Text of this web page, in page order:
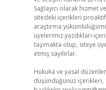
Sağlayıcı olarak hizmet
sitedeki içerikleri
araştırma
üyelerimiz yazdıkları
taşımakta olup, siteye
etmiş sayılırlar.
Hukuka ve yasal
düşündüğünüz içerikleri,